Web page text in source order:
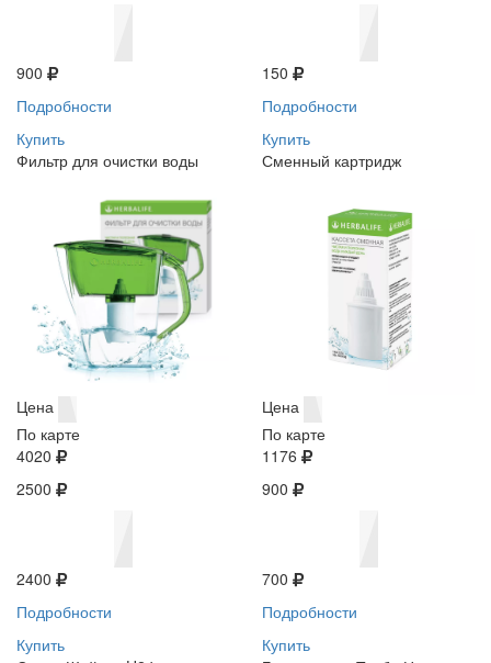
900
Подробности
Купить
150
Подробности
Купить
Фильтр для очистки воды
Цена
По карте
4020
2500
2400
Подробности
Купить
Сменный картридж
Цена
По карте
1176
900
700
Подробности
Купить